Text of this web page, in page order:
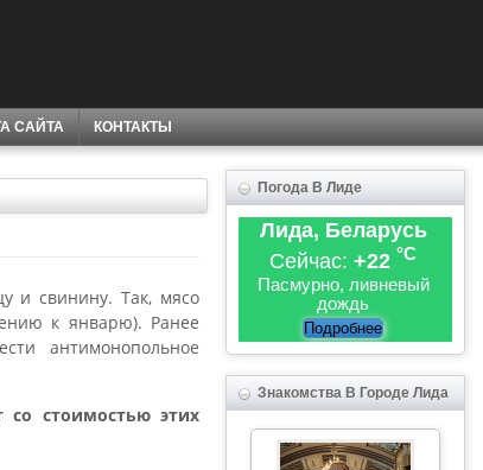
САЙТА КОНТАКТЫ
и свинину. Так, мясо
к январю). Ранее
антимонопольное
стоимостью этих
Погода В Лиде
Лида, Беларусь
Сейчас: +22 °C
Пасмурно, ливневый
дождь
Подробнее
Знакомства В Городе Лида